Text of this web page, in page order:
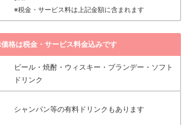
※税金・サービス料は上記金額に含まれます
格は税金・サービス料金込みです
ビール・焼酎・ウィスキー・ブランデー・ソフト
ドリンク
シャンパン等の有料ドリンクもあります